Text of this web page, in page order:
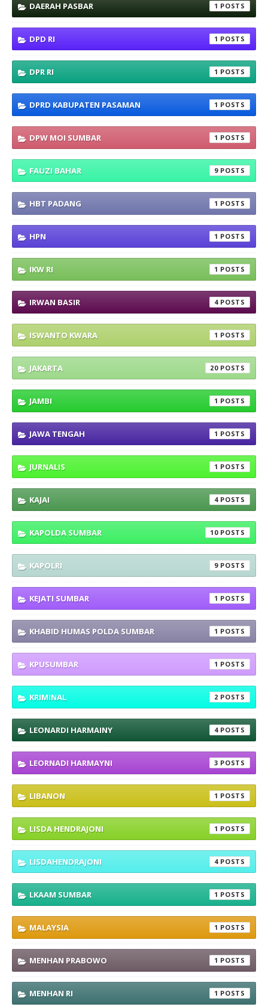
DAERAH PASBAR 1
DPD RI 1
DPR RI 1
DPRD KABUPATEN PASAMAN 1
DPW MOI SUMBAR 1
FAUZI BAHAR 9
HBT PADANG 1
HPN 1
IKW RI 1
IRWAN BASIR 4
ISWANTO KWARA 1
JAKARTA 20
JAMBI 1
JAWA TENGAH 1
JURNALIS 1
KAJAI 4
KAPOLDA SUMBAR 10
KAPOLRI 9
KEJATI SUMBAR 1
KHABID HUMAS POLDA SUMBAR 1
KPUSUMBAR 1
KRIMINAL 2
LEONARDI HARMAINY 4
LEORNADI HARMAYNI 3
LIBANON 1
LISDA HENDRAJONI 1
LISDAHENDRAJONI 4
LKAAM SUMBAR 1
MALAYSIA 1
MENHAN PRABOWO 1
MENHAN RI 1